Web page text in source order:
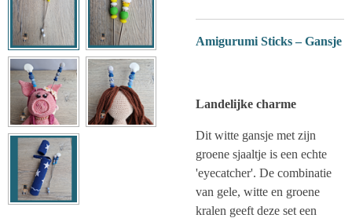
Amigurumi Sticks – Gansje
Landelijke charme
Dit witte gansje met zijn
groene sjaaltje is een echte
'eyecatcher'. De combinatie
van gele, witte en groene
kralen geeft deze set een